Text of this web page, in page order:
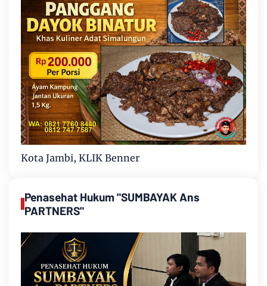
Kota Jambi, KLIK Benner
Penasehat Hukum "SUMBAYAK Ans
PARTNERS"